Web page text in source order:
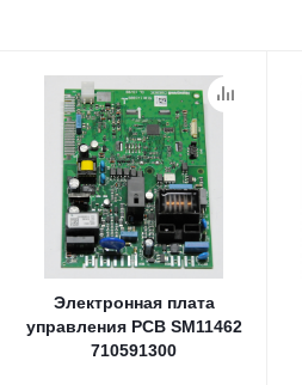
Электронная плата
управления PCB SM11462
710591300